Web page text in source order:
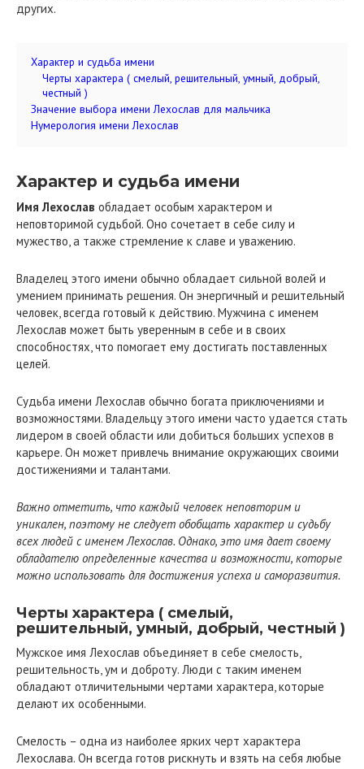
других.
Характер и судьба имени
Черты характера ( смелый, решительный, умный, добрый,
честный )
Значение выбора имени Лехослав для мальчика
Нумерология имени Лехослав
Характер и судьба имени
Имя Лехослав обладает особым характером и
неповторимой судьбой. Оно сочетает в себе силу и
мужество, а также стремление к славе и уважению.
Владелец этого имени обычно обладает сильной волей и
умением принимать решения. Он энергичный и решительный
человек, всегда готовый к действию. Мужчина с именем
Лехослав может быть уверенным в себе и в своих
способностях, что помогает ему достигать поставленных
целей.
Судьба имени Лехослав обычно богата приключениями и
возможностями. Владельцу этого имени часто удается стать
лидером в своей области или добиться больших успехов в
карьере. Он может привлечь внимание окружающих своими
достижениями и талантами.
Важно отметить, что каждый человек неповторим и
уникален, поэтому не следует обобщать характер и судьбу
всех людей с именем Лехослав. Однако, это имя дает своему
обладателю определенные качества и возможности, которые
можно использовать для достижения успеха и саморазвития.
Черты характера ( смелый,
решительный, умный, добрый, честный )
Мужское имя Лехослав объединяет в себе смелость,
решительность, ум и доброту. Люди с таким именем
обладают отличительными чертами характера, которые
делают их особенными.
Смелость – одна из наиболее ярких черт характера
Лехослава. Он всегда готов рискнуть и взять на себя любые